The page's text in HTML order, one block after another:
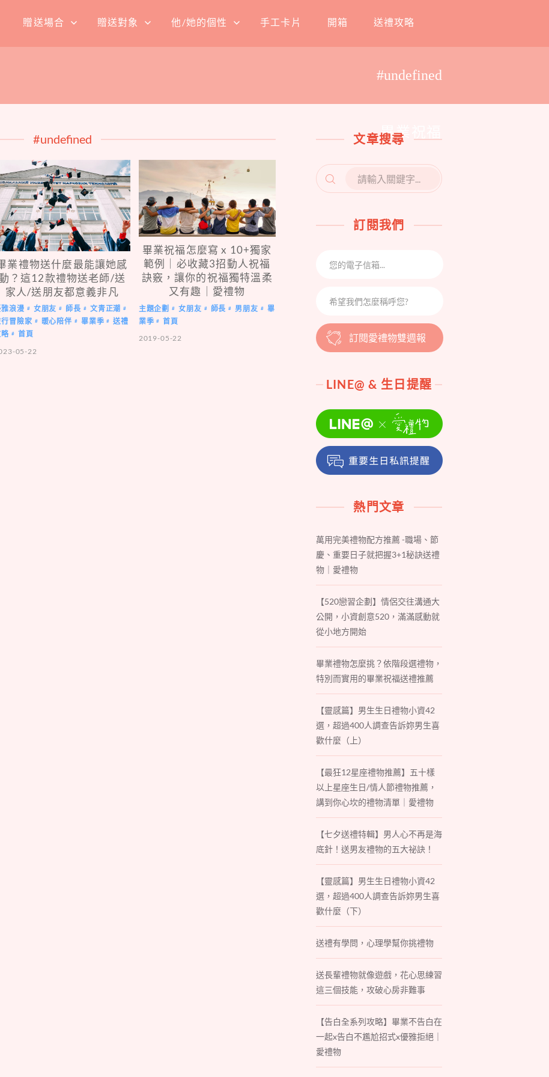
贈送場合 贈送對象 他/她的個性 手工卡片 開箱 送禮攻略
#undefined
畢業祝福
#undefined
業禮物送什麼最能讓她感
？這12款禮物送老師/送
家人/送朋友都意義非凡
浪漫 # 女朋友 # 師長 # 文青正潮 #
冒險家 # 暖心陪伴 # 畢業季 #
送禮
#
首頁
05-22
畢業祝福怎麼寫 x 10+獨家
範例｜必收藏3招動人祝福
訣竅，讓你的祝福獨特溫柔
又有趣｜愛禮物
主題企劃 # 女朋友 # 師長 # 男朋友 #
畢
業季 #
首頁
2019-05-22
文章搜尋
SEARCH
FOR:
訂閱我們
訂閱愛禮物雙週報
LINE@ & 生日提醒
熱門文章
萬用完美禮物配方推薦 -職場、節
慶、重要日子就把握3+1秘訣送禮
物｜愛禮物
【520戀習企劃】情侶交往溝通大
公開，小資創意520，滿滿感動就
從小地方開始
畢業禮物怎麼挑？依階段選禮物，
特別而實用的畢業祝福送禮推薦
【靈感篇】男生生日禮物小資42
選，超過400人調查告訴妳男生喜
歡什麼（上）
【最狂12星座禮物推薦】五十樣
以上星座生日/情人節禮物推薦，
講到你心坎的禮物清單｜愛禮物
【七夕送禮特輯】男人心不再是海
底針！送男友禮物的五大祕訣！
【靈感篇】男生生日禮物小資42
選，超過400人調查告訴妳男生喜
歡什麼（下）
送禮有學問，心理學幫你挑禮物
送長輩禮物就像遊戲，花心思練習
這三個技能，攻破心房非難事
【告白全系列攻略】畢業不告白在
一起x告白不尷尬招式x優雅拒絕｜
愛禮物